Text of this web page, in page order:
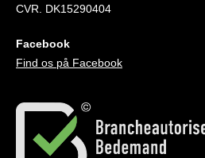
CVR. DK15290404
Facebook
Find os på Facebook